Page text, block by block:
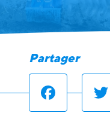
Partager
Facebook